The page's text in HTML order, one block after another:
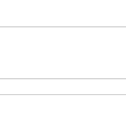
en el lugar de